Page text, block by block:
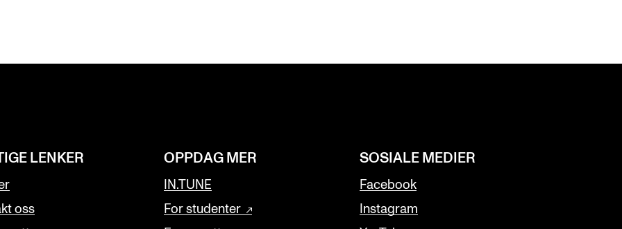
LENKER
oss
OPPDAG MER
IN.TUNE
For studenter
SOSIALE MEDIER
Facebook
Instagram